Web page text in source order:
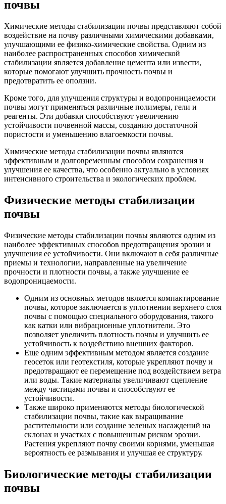
почвы
Химические методы стабилизации почвы представляют собой
воздействие на почву различными химическими добавками,
улучшающими ее физико-химические свойства. Одним из
наиболее распространенных способов химической
стабилизации является добавление цемента или извести,
которые помогают улучшить прочность почвы и
предотвратить ее оползни.
Кроме того, для улучшения структуры и водопроницаемости
почвы могут применяться различные полимеры, гели и
реагенты. Эти добавки способствуют увеличению
устойчивости почвенной массы, созданию достаточной
пористости и уменьшению влагоемкости почвы.
Химические методы стабилизации почвы являются
эффективным и долговременным способом сохранения и
улучшения ее качества, что особенно актуально в условиях
интенсивного строительства и экологических проблем.
Физические методы стабилизации
почвы
Физические методы стабилизации почвы являются одним из
наиболее эффективных способов предотвращения эрозии и
улучшения ее устойчивости. Они включают в себя различные
приемы и технологии, направленные на увеличение
прочности и плотности почвы, а также улучшение ее
водопроницаемости.
Одним из основных методов является компактирование
почвы, которое заключается в уплотнении верхнего слоя
почвы с помощью специального оборудования, такого
как катки или вибрационные уплотнители. Это
позволяет увеличить плотность почвы и улучшить ее
устойчивость к воздействию внешних факторов.
Еще одним эффективным методом является создание
геосеток или геотекстиля, которые укрепляют почву и
предотвращают ее перемещение под воздействием ветра
или воды. Такие материалы увеличивают сцепление
между частицами почвы и способствуют ее
устойчивости.
Также широко применяются методы биологической
стабилизации почвы, такие как выращивание
растительности или создание зеленых насаждений на
склонах и участках с повышенным риском эрозии.
Растения укрепляют почву своими корнями, уменьшая
вероятность ее размывания и улучшая ее структуру.
Биологические методы стабилизации
почвы